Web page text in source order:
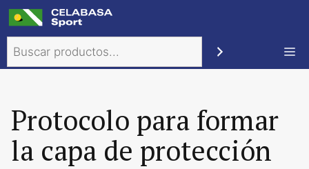
Saltar
contenido
Buscar
Protocolo para formar
la capa de protección